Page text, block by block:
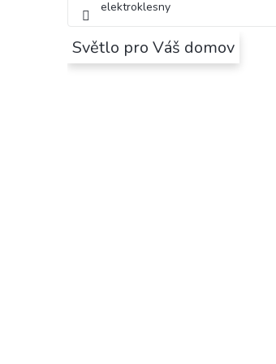
elektroklesny
Světlo pro Váš domov